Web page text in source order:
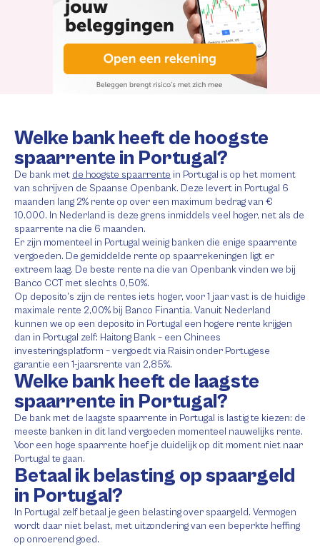
Welke bank heeft de hoogste
spaarrente in Portugal?
De bank met de hoogste spaarrente in Portugal is op het moment
van schrijven de Spaanse Openbank. Deze levert in Portugal 6
maanden lang 2% rente op over een maximum bedrag van €
10.000. In Nederland is deze grens inmiddels veel hoger, net als de
spaarrente na die 6 maanden.
Er zijn momenteel in Portugal weinig banken die enige spaarrente
vergoeden. De gemiddelde rente op spaarrekeningen ligt er
extreem laag. De beste rente na die van Openbank vinden we bij
Banco CCT met slechts 0,50%.
Op deposito’s zijn de rentes iets hoger, voor 1 jaar vast is de huidige
maximale rente 2,00% bij Banco Finantia. Vanuit Nederland
kunnen we op een deposito in Portugal een hogere rente krijgen
dan in Portugal zelf: Haitong Bank – een Chinees
investeringsplatform – vergoedt via Raisin onder Portugese
garantie een 1-jaarsrente van 2,85%.
Welke bank heeft de laagste
spaarrente in Portugal?
De bank met de laagste spaarrente in Portugal is lastig te kiezen: de
meeste banken in dit land vergoeden momenteel nauwelijks rente.
Voor een hoge spaarrente hoef je duidelijk op dit moment niet naar
Portugal te gaan.
Betaal ik belasting op spaargeld
in Portugal?
In Portugal zelf betaal je geen belasting over spaargeld. Vermogen
wordt daar niet belast, met uitzondering van een beperkte heffing
op onroerend goed.